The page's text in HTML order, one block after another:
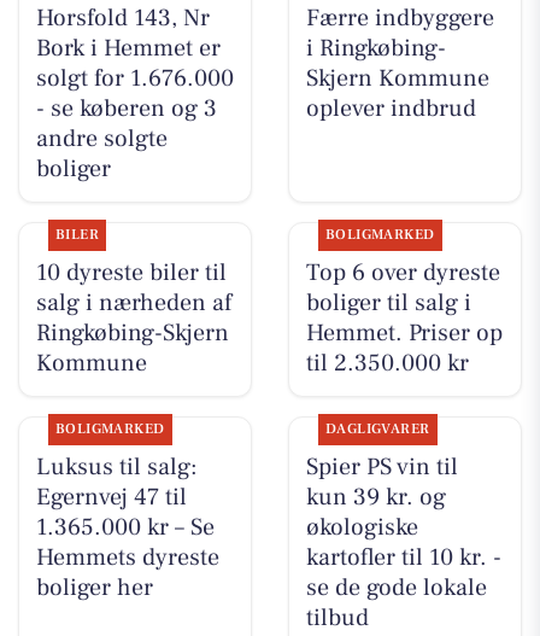
Horsfold 143, Nr
Bork i Hemmet er
solgt for 1.676.000
- se køberen og 3
andre solgte
boliger
Færre indbyggere
i Ringkøbing-
Skjern Kommune
oplever indbrud
BILER
10 dyreste biler til
salg i nærheden af
Ringkøbing-Skjern
Kommune
BOLIGMARKED
Top 6 over dyreste
boliger til salg i
Hemmet. Priser op
til 2.350.000 kr
BOLIGMARKED
Luksus til salg:
Egernvej 47 til
1.365.000 kr – Se
Hemmets dyreste
boliger her
DAGLIGVARER
Spier PS vin til
kun 39 kr. og
økologiske
kartofler til 10 kr. -
se de gode lokale
tilbud